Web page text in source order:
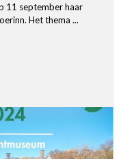
11 september haar
Het thema ...